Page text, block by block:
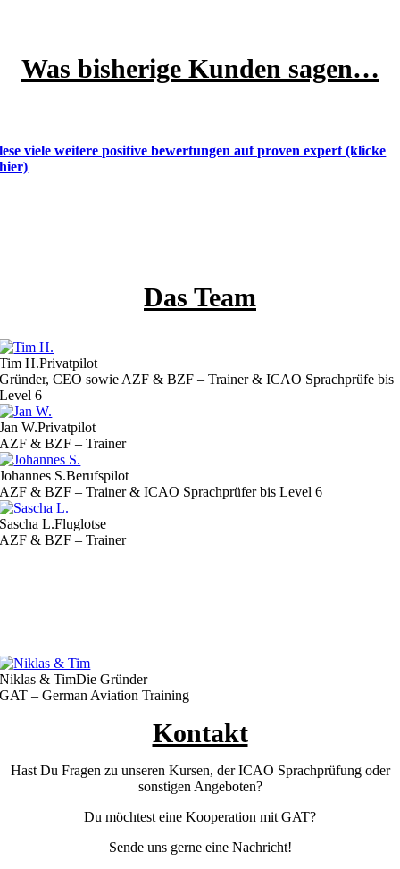
Was bisherige Kunden sagen…
lese viele weitere positive bewertungen auf proven expert (klicke
hier)
Das Team
Tim H.Privatpilot
Gründer, CEO sowie AZF & BZF – Trainer & ICAO Sprachprüfe bis
Level 6
Jan W.Privatpilot
AZF & BZF – Trainer
Johannes S.Berufspilot
AZF & BZF – Trainer & ICAO Sprachprüfer bis Level 6
Sascha L.Fluglotse
AZF & BZF – Trainer
Niklas & TimDie Gründer
GAT – German Aviation Training
Kontakt
Hast Du Fragen zu unseren Kursen, der ICAO Sprachprüfung oder
sonstigen Angeboten?
Du möchtest eine Kooperation mit GAT?
Sende uns gerne eine Nachricht!